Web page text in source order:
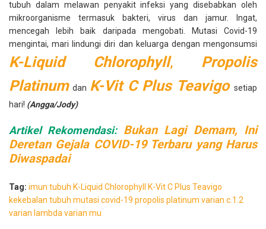
tubuh dalam melawan penyakit infeksi yang disebabkan oleh
mikroorganisme termasuk bakteri, virus dan jamur. Ingat,
mencegah lebih baik daripada mengobati. Mutasi Covid-19
mengintai, mari lindungi diri dan keluarga dengan mengonsumsi
K-Liquid Chlorophyll,
Propolis
Platinum dan K-Vit C Plus Teavigo setiap
hari! (Angga/Jody)
Artikel Rekomendasi: Bukan Lagi Demam, Ini
Deretan Gejala COVID-19 Terbaru yang Harus
Diwaspadai
Tag: imun tubuh K-Liquid Chlorophyll K-Vit C Plus Teavigo
kekebalan tubuh mutasi covid-19 propolis platinum varian c.1.2
varian lambda varian mu